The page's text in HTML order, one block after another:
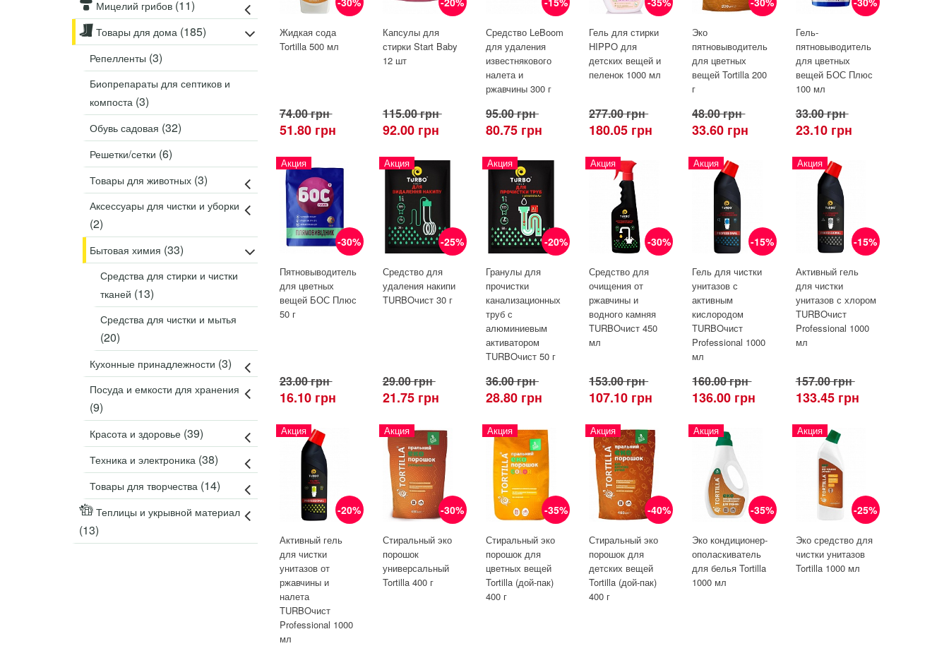
Мицелий грибов (11)
Товары для дома (185)
Репелленты (3)
Биопрепараты для септиков и
компоста (3)
Обувь садовая (32)
Решетки/сетки (6)
Товары для животных (3)
Аксессуары для чистки и уборки
(2)
Бытовая химия (33)
Средства для стирки и чистки
тканей (13)
Средства для чистки и мытья
(20)
Кухонные принадлежности (3)
Посуда и емкости для хранения
(9)
Красота и здоровье (39)
Техника и электроника (38)
Товары для творчества (14)
Теплицы и укрывной материал
(13)
Жидкая сода
Tortilla 500 мл
74.00 грн
51.80 грн
Капсулы для
стирки Start Baby
12 шт
115.00 грн
92.00 грн
Средство LeBoom
для удаления
известнякового
налета и
ржавчины 300 г
95.00 грн
80.75 грн
Гель для стирки
HIPPO для
детских вещей и
пеленок 1000 мл
277.00 грн
180.05 грн
Эко
пятновыводитель
для цветных
вещей Tortilla 200
г
48.00 грн
33.60 грн
Гель-
пятновыводитель
для цветных
вещей БОС Плюс
100 мл
33.00 грн
23.10 грн
-30%
Акция
Пятновыводитель
для цветных
вещей БОС Плюс
50 г
23.00 грн
16.10 грн
-25%
Акция
Средство для
удаления накипи
TURBOчист 30 г
29.00 грн
21.75 грн
-20%
Акция
Гранулы для
прочистки
канализационных
труб с
алюминиевым
активатором
TURBOчист 50 г
36.00 грн
28.80 грн
-30%
Акция
Средство для
очищения от
ржавчины и
водного камняя
TURBOчист 450
мл
153.00 грн
107.10 грн
-15%
Акция
Гель для чистки
унитазов с
активным
кислородом
TURBOчист
Professional 1000
мл
160.00 грн
136.00 грн
-15%
Акция
Активный гель
для чистки
унитазов с хлором
TURBOчист
Professional 1000
мл
157.00 грн
133.45 грн
-20%
Акция
Активный гель
для чистки
унитазов от
ржавчины и
налета
TURBOчист
Professional 1000
мл
-30%
Акция
Стиральный эко
порошок
универсальный
Tortilla 400 г
-35%
Акция
Стиральный эко
порошок для
цветных вещей
Tortilla (дой-пак)
400 г
-40%
Акция
Стиральный эко
порошок для
детских вещей
Tortilla (дой-пак)
400 г
-35%
Акция
Эко кондиционер-
ополаскиватель
для белья Tortilla
1000 мл
-25%
Акция
Эко средство для
чистки унитазов
Tortilla 1000 мл